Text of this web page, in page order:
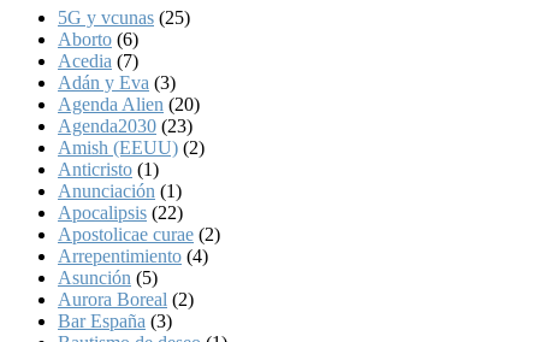
5G y vcunas (25)
Aborto (6)
Acedia (7)
Adán y Eva (3)
Agenda Alien (20)
Agenda2030 (23)
Amish (EEUU) (2)
Anticristo (1)
Anunciación (1)
Apocalipsis (22)
Apostolicae curae (2)
Arrepentimiento (4)
Asunción (5)
Aurora Boreal (2)
Bar España (3)